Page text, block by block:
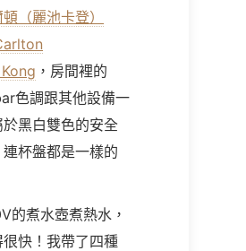
（麗池卡登）
，房間裡的
色調跟其他設備一
黑白雙色的安全
杯盤都是一樣的
的煮水壺煮熱水，
快！我帶了四種